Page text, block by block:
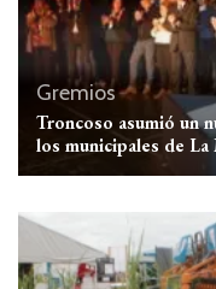
Gremios
Troncoso asumió un
los municipales de La